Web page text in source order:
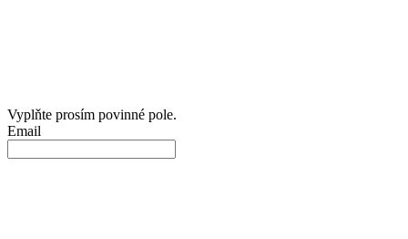
Vyplňte prosím povinné pole.
Email